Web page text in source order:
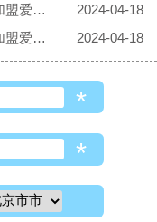
热烈庆祝山西母婴店加盟商江女士加盟爱亲母婴！预祝生意兴隆！
2024-04-18
热烈庆祝广西母婴店加盟商卢先生加盟爱亲母婴！预祝生意兴隆！
2024-04-18
*
*